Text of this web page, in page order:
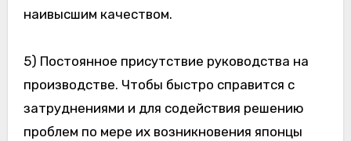
наивысшим качеством.
5) Постоянное присутствие руководства на
производстве. Чтобы быстро справится с
затруднениями и для содействия решению
проблем по мере их возникновения японцы